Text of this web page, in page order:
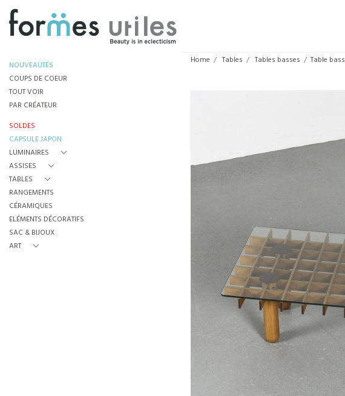
NOUVEAUTÉS
COUPS DE COEUR
TOUT VOIR
PAR CRÉATEUR
SOLDES
CAPSULE JAPON
LUMINAIRES
ASSISES
TABLES
RANGEMENTS
CÉRAMIQUES
ELÉMENTS DÉCORATIFS
SAC & BIJOUX
ART
Home Tables Tables basses Table